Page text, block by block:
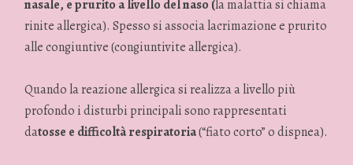
nasale, e prurito a livello del naso (la malattia si chiama
rinite allergica). Spesso si associa lacrimazione e prurito
alle congiuntive (congiuntivite allergica).
Quando la reazione allergica si realizza a livello più
profondo i disturbi principali sono rappresentati
datosse e difficoltà respiratoria(“fiato corto” o dispnea).